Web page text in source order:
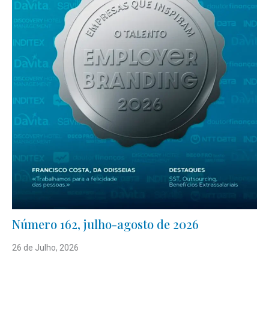
Número 162, julho-agosto de 2026
26 de Julho, 2026